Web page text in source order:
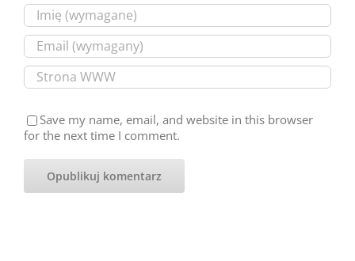
Save my name, email, and website in this browser
for the next time I comment.